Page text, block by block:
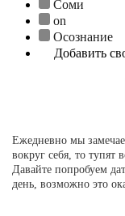
Соми
on
Осознание
Добавить
Ежедневно мы
вокруг себя, то тупят
Давайте попробуем
день, возможно это